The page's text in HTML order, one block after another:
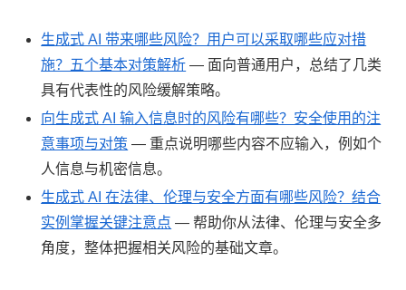
生成式 AI 带来哪些风险？用户可以采取哪些应对措
施？五个基本对策解析 — 面向普通用户，总结了几类
具有代表性的风险缓解策略。
向生成式 AI 输入信息时的风险有哪些？安全使用的注
意事项与对策 — 重点说明哪些内容不应输入，例如个
人信息与机密信息。
生成式 AI 在法律、伦理与安全方面有哪些风险？结合
实例掌握关键注意点 — 帮助你从法律、伦理与安全多
角度，整体把握相关风险的基础文章。